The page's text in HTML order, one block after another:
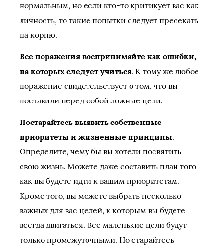
нормальным, но если кто-то критикует вас как
личность, то такие попытки следует пресекать
на корню.
Все поражения воспринимайте как ошибки,
на которых следует учиться. К тому же любое
поражение свидетельствует о том, что вы
поставили перед собой ложные цели.
Постарайтесь выявить собственные
приоритеты и жизненные принципы.
Определите, чему бы вы хотели посвятить
свою жизнь. Можете даже составить план того,
как вы будете идти к вашим приоритетам.
Кроме того, вы можете выбрать несколько
важных для вас целей, к которым вы будете
всегда двигаться. Все маленькие цели будут
только промежуточными. Но старайтесь